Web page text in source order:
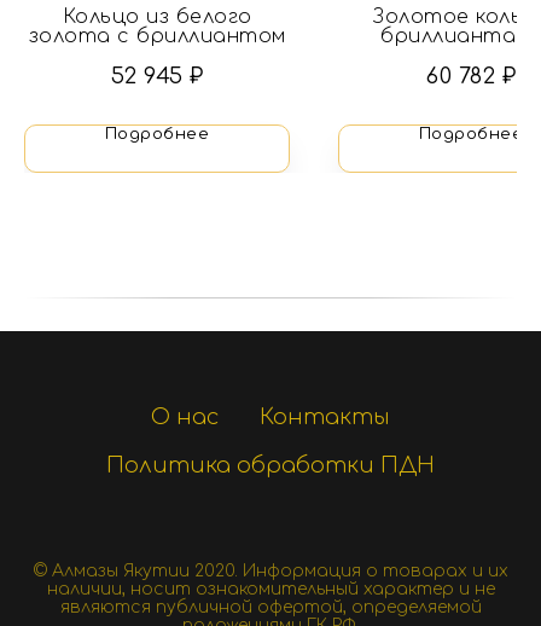
Кольцо из белого
золота с бриллиантом
52 945 ₽
Подробнее
Золотое
60 782 ₽
Подробнее
О нас
Контакты
Политика обработки ПДН
© Алмазы Якутии 2020. Информация о товарах и их
наличии, носит ознакомительный характер и не
являются публичной офертой, определяемой